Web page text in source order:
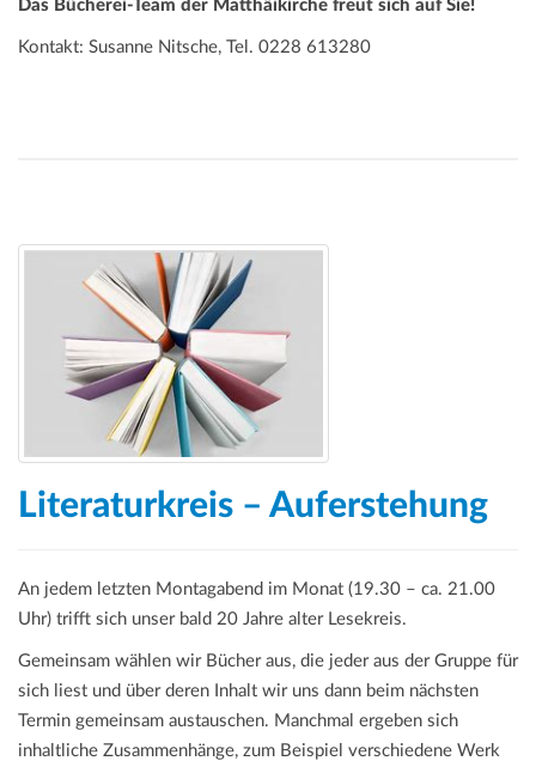
Das Bücherei-Team der Matthäikirche freut sich auf Sie!
Kontakt: Susanne Nitsche, Tel. 0228 613280
Literaturkreis – Auferstehung
An jedem letzten Montagabend im Monat (19.30 – ca. 21.00
Uhr) trifft sich unser bald 20 Jahre alter Lesekreis.
Gemeinsam wählen wir Bücher aus, die jeder aus der Gruppe für
sich liest und über deren Inhalt wir uns dann beim nächsten
Termin gemeinsam austauschen. Manchmal ergeben sich
inhaltliche Zusammenhänge, zum Beispiel verschiedene Werk